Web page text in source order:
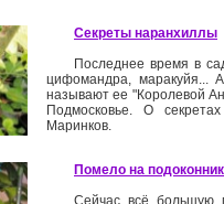
Секреты наранхиллы
Последнее время в
цифомандра, маракуйя...
называют ее "Королевой
Подмосковье. О
Маринков.
Помело на
Сейчас всё большую